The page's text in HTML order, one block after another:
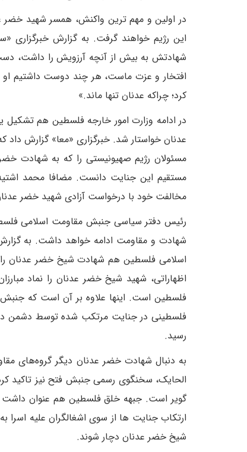
در اولین و مهم ترین واکنش، همسر شهید خضر
این رژیم خواهند گرفت. به گزارش خبرگزاری
شهادتش به بیش از آنچه آرزویش را داشت،
افتخار و عزت ماست، هر چند دوست داشتیم او
کرد؛ چراکه عدنان تنها ماند.»
در ادامه وزارت امور خارجه فلسطین هم تشکیل
عدنان خواستار شد. خبرگزاری «معا» گزارش داد
مسئولان رژیم صهیونیستی را که به شهادت
مستقیم این جنایت دانست. مضافا محمد
مخالفت خود با درخواست آزادی شهید خضر
رئیس دفتر سیاسی جنبش مقاومت اسلامی
شهادت و مقاومت ادامه خواهد داشت. به گزارش
اسلامی فلسطین هم شهادت شیخ خضر عدنان
اظهاراتی، شهید شیخ خضر عدنان را نماد
فلسطین است. اینها علاوه بر آن است که جنبش
فلسطینی در جنایت مرتکب شده توسط دشمن در
رسید.
به دنبال شهادت خضر عدنان دیگر گروه‌های
الحایک، سخنگوی رسمی جنبش فتح نیز تاکید
گویر است. جبهه خلق فلسطین هم عنوان داشت
ارتکاب جنایت ها از سوی اشغالگران علیه
شیخ خضر عدنان دچار شوند.